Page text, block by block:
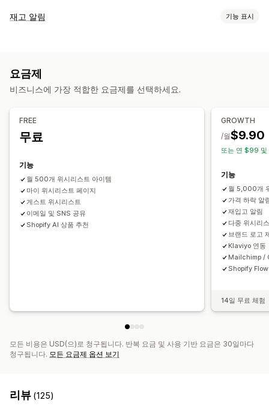
목록 유형
이메일 공유
가져오기 및 내보내기
카트에 추가 전환 분석
사용자 지정 브랜딩
사용자 지정 아이콘
여러 언어
재고 알림 기능 표시
맞춤 설정
분석 및 보고
고객 수요
요금제
비즈니스에 가장 적합한 요금제를 선택하세요.
FREE
무료
기능
월 500개 위시리스트 아이템
마이 위시리스트 페이지
게스트 위시리스트
이메일 및 SNS 공유
Shopify AI 상품 추천
GROWTH
$9.90
/월
또는 연 $99 및
기능
월 5,000개
가격 하락 알
재입고 알림
다중 위시리
브랜드 로고
Klaviyo 연동
Mailchimp /
Shopify
14일 무료 체험
모든 비용은 USD(으)로 청구됩니다. 반복 요금 및 사용 기반 요금은 30일마다
청구됩니다. 모든 요금제 옵션 보기
리뷰 (125)